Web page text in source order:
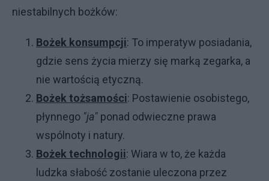
niestabilnych bożków:
Bożek konsumpcji: To imperatyw posiadania,
gdzie sens życia mierzy się marką zegarka, a
nie wartością etyczną.
Bożek tożsamości: Postawienie osobistego,
płynnego "ja" ponad odwieczne prawa
wspólnoty i natury.
Bożek technologii: Wiara w to, że każda
ludzka słabość zostanie uleczona przez